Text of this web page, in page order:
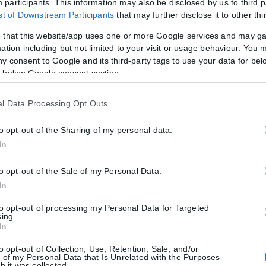
participants. This information may also be disclosed by us to third
of Downstream Participants that may further disclose it to other
that this website/app uses one or more Google services and may
including but not limited to your visit or usage behaviour. You
consent to Google and its third-party tags to use your data for
Google consent section.
Data Processing Opt Outs
opt-out of the Sharing of my personal data.
opt-out of the Sale of my Personal Data.
opt-out of processing my Personal Data for Targeted
opt-out of Collection, Use, Retention, Sale, and/or
of my Personal Data that Is Unrelated with the Purposes
το FLIR AI έχει εξειδικευτεί στο να εντοπίζει αυτόματα
τυχαίνει να ενεργοποιούν κάποιες φορές το κέντρο
νοημοσύνης στο Κονγκό, όπου η διάσωση ειδών που
εταιρεία επιστήμης δεδομένων, συνεργάστηκε με το
εικόνων Mbaza AI.
παρακολούθηση στα μεγαλύτερα εθνικά πάρκα της Γκαμπόν.
υλικού, ώστε να γίνει η καταγραφή των ειδών. Εξάλλου, η
κάθε χρόνο από την λαθροθηρία, έχει τεράστια σημασία.
ώρα, με ποσοστό ακρίβειας 96%. Αυτό προσφέρει στους
όσο πιο γρήγορα γίνεται.
με αποτέλεσμα πολλές φορές να φτάνουν στα όρια εξάλειψης.
προστατευτεί το μέλλον του πλανήτη μας. Γιατί κάθε ζώο είναι